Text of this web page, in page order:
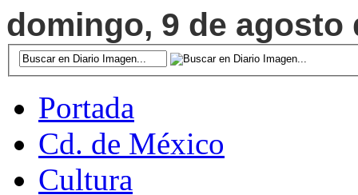
domingo, 9 de agosto
Portada
Cd. de México
Cultura